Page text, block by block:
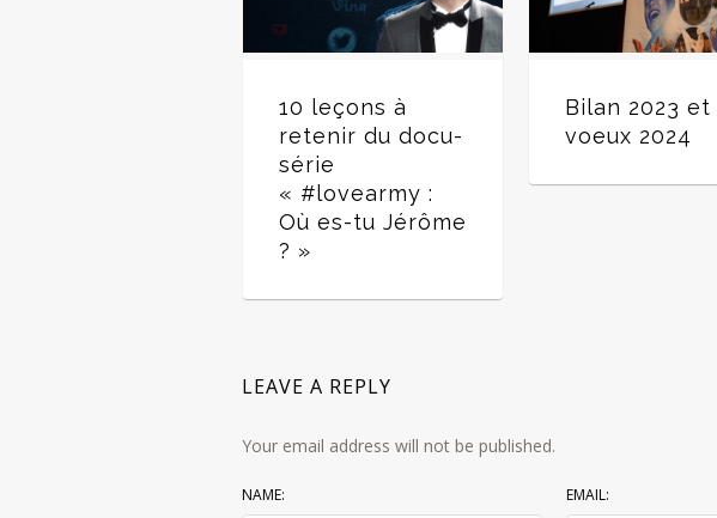
10 leçons à
retenir du docu-
série
« #lovearmy :
Où es-tu Jérôme
? »
Bilan 2023 et
voeux 2024
LEAVE A REPLY
Your email address will not be published.
NAME: EMAIL: